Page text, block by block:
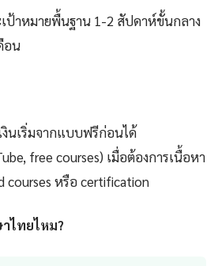
ป้าหมายพื้นฐาน 1-2 สัปดาห์ขั้นกลาง
อน
นเริ่มจากแบบฟรีก่อนได้
free courses) เมื่อต้องการเนื้อหา
หรือ certification
ไทยไหม?